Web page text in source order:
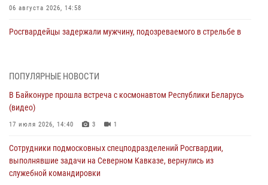
06 августа 2026, 14:58
Росгвардейцы задержали мужчину, подозреваемого в стрельбе в
Подмосковье
05 августа 2026, 15:52
подозреваемые в организации незаконной миграции и
изготовлении поддельных документов (видео)
05 августа 2026, 15:48
ПОПУЛЯРНЫЕ НОВОСТИ
В Байконуре прошла встреча с космонавтом Республики Беларусь
(видео)
17 июля 2026, 14:40 3 1
Сотрудники подмосковных спецподразделений Росгвардии,
выполнявшие задачи на Северном Кавказе, вернулись из
служебной командировки